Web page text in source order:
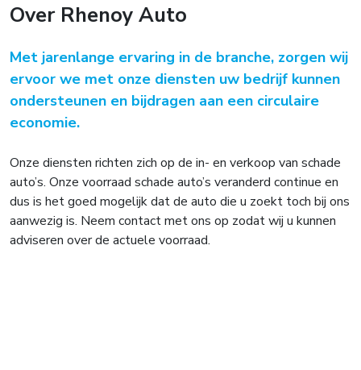
Over Rhenoy Auto
Met jarenlange ervaring in de branche, zorgen wij
ervoor we met onze diensten uw bedrijf kunnen
ondersteunen en bijdragen aan een circulaire
economie.
Onze diensten richten zich op de in- en verkoop van schade
auto’s. Onze voorraad schade auto’s veranderd continue en
dus is het goed mogelijk dat de auto die u zoekt toch bij ons
aanwezig is. Neem contact met ons op zodat wij u kunnen
adviseren over de actuele voorraad.